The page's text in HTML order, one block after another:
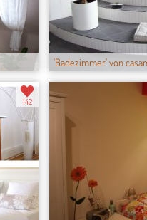
'Badezimmer' von
142